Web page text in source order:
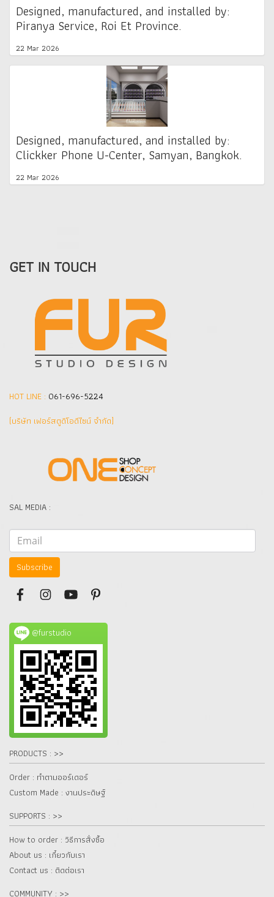
Designed, manufactured, and installed by:
Piranya Service, Roi Et Province.
22 Mar 2026
Designed, manufactured, and installed by:
Clickker Phone U-Center, Samyan, Bangkok.
22 Mar 2026
GET IN TOUCH
HOT LINE : 061-696-5224
(บริษัท เฟอร์สตูดิโอดีไซน์ จำกัด]
SAL MEDIA :
Subscribe
@furstudio
PRODUCTS : >>
Order : ทำตามออร์เดอร์
Custom Made : งานประดิษฐ์
SUPPORTS : >>
How to order : วิธีการสั่งซื้อ
About us : เกี๋ยวกับเรา
Contact us : ติดต่อเรา
COMMUNITY : >>